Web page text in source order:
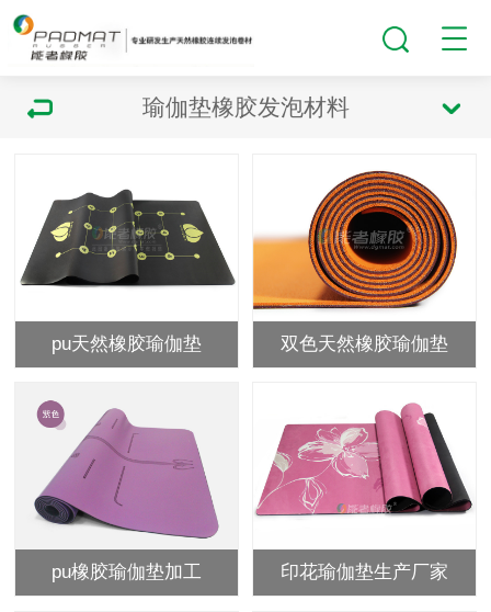
瑜伽垫橡胶发泡材料
pu天然橡胶瑜伽垫 双色天然橡胶瑜伽垫
pu橡胶瑜伽垫加工 印花瑜伽垫生产厂家